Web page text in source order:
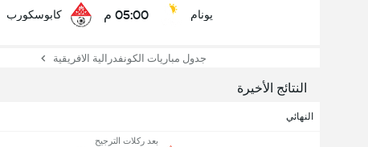
يونام 05:00 م كابوسكورب
جدول مباريات الكونفدرالية الافريقية
النتائج الأخيرة
النهائي
بعد ركلات الترجيح